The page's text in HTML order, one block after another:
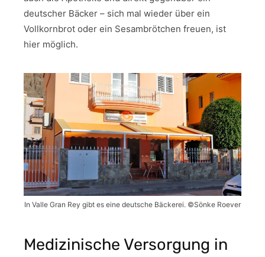
deutscher Bäcker – sich mal wieder über ein
Vollkornbrot oder ein Sesambrötchen freuen, ist
hier möglich.
In Valle Gran Rey gibt es eine deutsche Bäckerei. ©Sönke Roever
Medizinische Versorgung in